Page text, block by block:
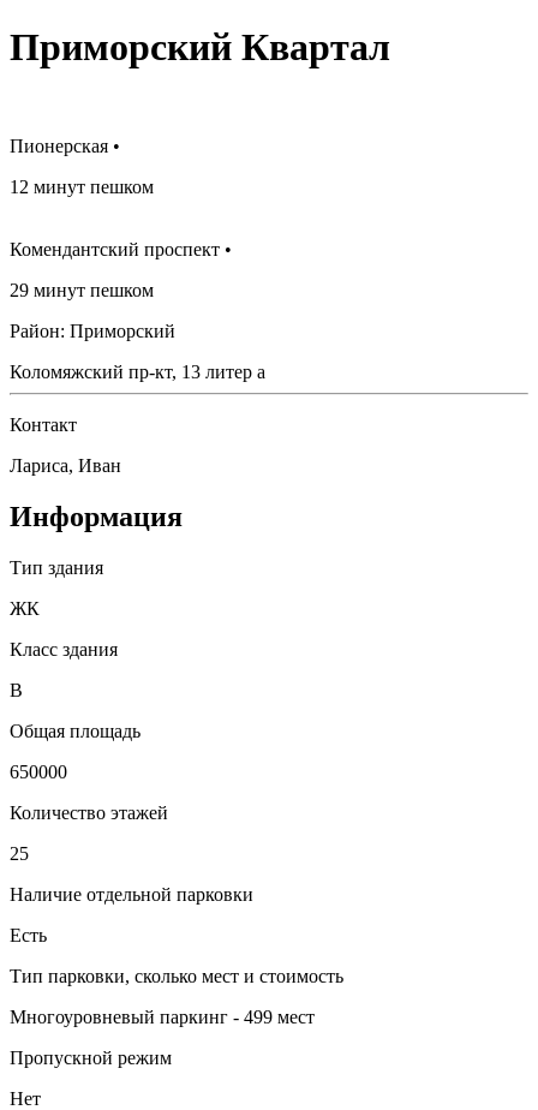
Приморский Квартал
Пионерская •
12 минут пешком
Комендантский проспект •
29 минут пешком
Район: Приморский
Коломяжский пр-кт, 13 литер а
Контакт
Лариса, Иван
Информация
Тип здания
ЖК
Класс здания
B
Общая площадь
650000
Количество этажей
25
Наличие отдельной парковки
Есть
Тип парковки, сколько мест и стоимость
Многоуровневый паркинг - 499 мест
Пропускной режим
Нет